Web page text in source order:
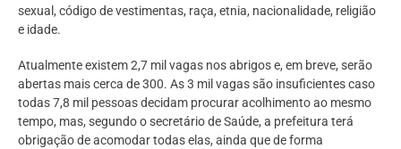
sexual, código de vestimentas, raça, etnia, nacionalidade, religião
e idade.
Atualmente existem 2,7 mil vagas nos abrigos e, em breve, serão
abertas mais cerca de 300. As 3 mil vagas são insuficientes caso
todas 7,8 mil pessoas decidam procurar acolhimento ao mesmo
tempo, mas, segundo o secretário de Saúde, a prefeitura terá
obrigação de acomodar todas elas, ainda que de forma